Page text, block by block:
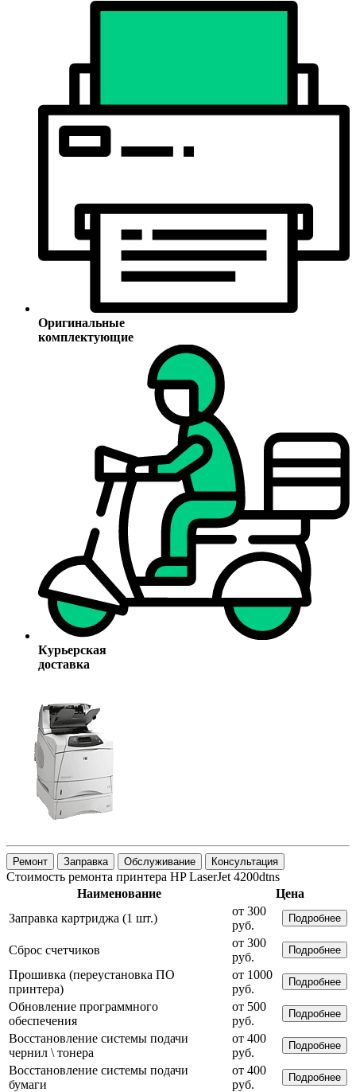
Оригинальные
комплектующие
Курьерская
доставка
Ремонт Заправка Обслуживание Консультация
Стоимость ремонта принтера HP LaserJet 4200dtns
Наименование
Цена
Заправка картриджа (1 шт.)
от 300
руб.
Подробнее
Сброс счетчиков
от 300
руб.
Подробнее
Прошивка (переустановка ПО
принтера)
от 1000
руб.
Подробнее
Обновление программного
обеспечения
от 500
руб.
Подробнее
Восстановление системы подачи
чернил \ тонера
от 400
руб.
Подробнее
Восстановление системы подачи
бумаги
от 400
руб.
Подробнее